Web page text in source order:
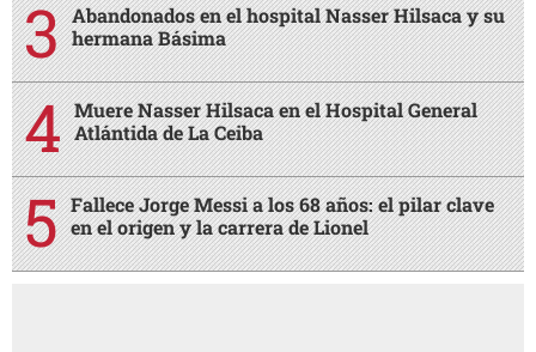
Abandonados en el hospital Nasser Hilsaca y su
hermana Básima
Muere Nasser Hilsaca en el Hospital General
Atlántida de La Ceiba
Fallece Jorge Messi a los 68 años: el pilar clave
en el origen y la carrera de Lionel